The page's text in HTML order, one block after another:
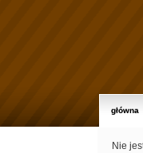
główna
Nie